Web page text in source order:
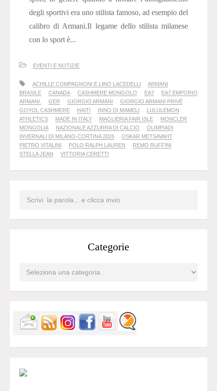
degli sportivi era uno stilista famoso, ad esempio del
calibro di Armani.Il legame dello stilista milanese
con lo sport è...
EVENTI E NOTIZIE
ACHILLE COMPAGNONI E LINO LACEDELLI
ARMANI
BRASILE
CANADA CASHMERE MONGOLO EA7
EA7 EMPORIO
ARMANI.
GER GIORGIO ARMANI
GIORGIO ARMANI PRIVÉ
GOYOL CASHMERE
HAITI INNO DI MAMELI
LULULEMON
ATHLETICS
MADE IN ITALY MAGLIERIA FAIR ISLE
MONCLER
MONGOLIA
NAZIONALE AZZURRA DI CALCIO
OLIMPIADI
INVERNALI DI MILANO-CORTINA 2026
OSKAR METSAVAHT
PIETRO VITALINI
POLO RALPH LAUREN
REMO RUFFINI
STELLA JEAN
VITTORIA CERETTI
Categorie